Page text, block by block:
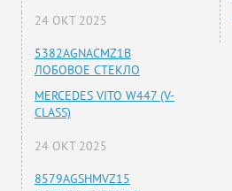
24 ОКТ 2025
5382AGNACMZ1B
ЛОБОВОЕ СТЕКЛО
MERCEDES VITO W447 (V-
CLASS)
24 ОКТ 2025
8579AGSHMVZ15